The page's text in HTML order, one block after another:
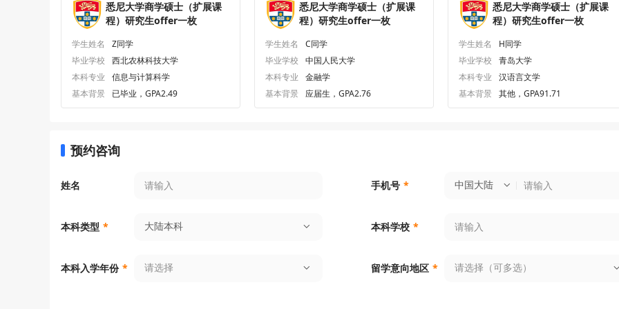
悉尼大学商学硕士（扩展课
程）研究生offer一枚
学生姓名
Z同学
毕业学校
西北农林科技大学
本科专业
信息与计算科学
基本背景
已毕业，GPA2.49
悉尼大学商学硕士（扩展课
程）研究生offer一枚
学生姓名
C同学
毕业学校
中国人民大学
本科专业
金融学
基本背景
应届生，GPA2.76
悉尼大学商学硕士（扩展课
程）研究生offer一枚
学生姓名
H同学
毕业学校
青岛大学
本科专业
汉语言文学
基本背景
其他，GPA91.71
预约咨询
姓名 手机号 * 中国大陆
本科类型 * 大陆本科 本科学校 *
本科入学年份 * 请选择 留学意向地区 * 请选择（可多选）